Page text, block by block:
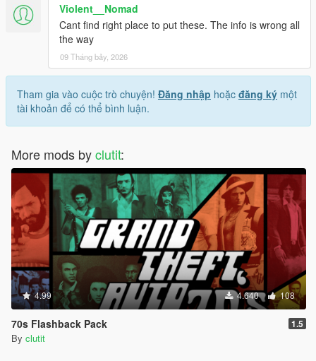
Violent__Nomad
Cant find right place to put these. The info is wrong all
the way
09 Tháng bảy, 2026
Tham gia vào cuộc trò chuyện! Đăng nhập hoặc đăng ký một
tài khoản để có thể bình luận.
More mods byclutit:
4.99 4.640 108
70s Flashback Pack 1.5
By clutit